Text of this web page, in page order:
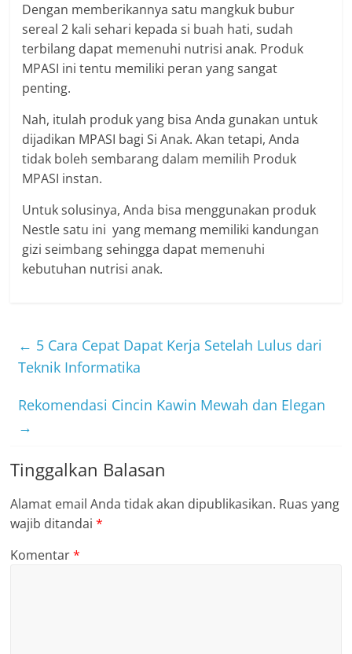
Dengan memberikannya satu mangkuk bubur
sereal 2 kali sehari kepada si buah hati, sudah
terbilang dapat memenuhi nutrisi anak. Produk
MPASI ini tentu memiliki peran yang sangat
penting.
Nah, itulah produk yang bisa Anda gunakan untuk
dijadikan MPASI bagi Si Anak. Akan tetapi, Anda
tidak boleh sembarang dalam memilih Produk
MPASI instan.
Untuk solusinya, Anda bisa menggunakan produk
Nestle satu ini yang memang memiliki kandungan
gizi seimbang sehingga dapat memenuhi
kebutuhan nutrisi anak.
← 5 Cara Cepat Dapat Kerja Setelah Lulus dari
Teknik Informatika
Rekomendasi Cincin Kawin Mewah dan Elegan
→
Tinggalkan Balasan
Alamat email Anda tidak akan dipublikasikan. Ruas yang
wajib ditandai*
Komentar*